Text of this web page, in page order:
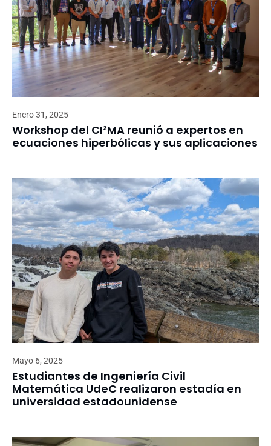
Enero 31, 2025
Workshop del CI²MA reunió a expertos en
ecuaciones hiperbólicas y sus aplicaciones
Mayo 6, 2025
Estudiantes de Ingeniería Civil
Matemática UdeC realizaron estadía en
universidad estadounidense